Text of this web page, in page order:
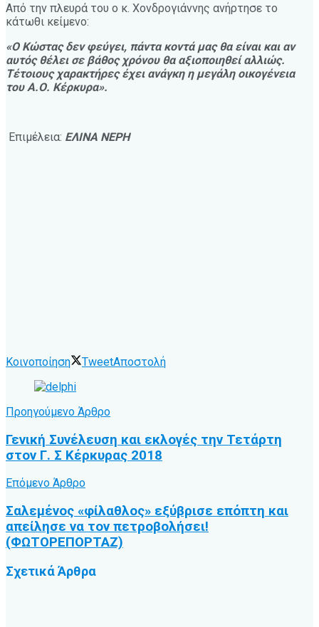
Από την πλευρά του ο κ. Χονδρογιάννης ανήρτησε το
κάτωθι κείμενο:
«Ο Κώστας δεν φεύγει, πάντα κοντά μας θα είναι και αν
αυτός θέλει σε βάθος χρόνου θα αξιοποιηθεί αλλιώς.
Τέτοιους χαρακτήρες έχει ανάγκη η μεγάλη οικογένεια
του Α.Ο. Κέρκυρα».
Επιμέλεια: ΕΛΙΝΑ ΝΕΡΗ
Κοινοποίηση TweetΑποστολή
Προηγούμενο Άρθρο
Γενική Συνέλευση και εκλογές την Τετάρτη
στον Γ. Σ Κέρκυρας 2018
Επόμενο Άρθρο
Σαλεμένος «φίλαθλος» εξύβρισε επόπτη και
απείλησε να τον πετροβολήσει!
(ΦΩΤΟΡΕΠΟΡΤΑΖ)
ΣχετικάΆρθρα